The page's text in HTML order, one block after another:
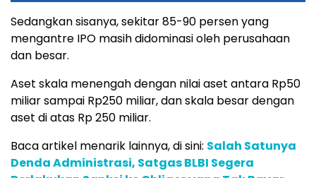
Sedangkan sisanya, sekitar 85-90 persen yang
mengantre IPO masih didominasi oleh perusahaan
dan besar.
Aset skala menengah dengan nilai aset antara Rp50
miliar sampai Rp250 miliar, dan skala besar dengan
aset di atas Rp 250 miliar.
Baca artikel menarik lainnya, di sini: Salah Satunya
Denda Administrasi, Satgas BLBI Segera